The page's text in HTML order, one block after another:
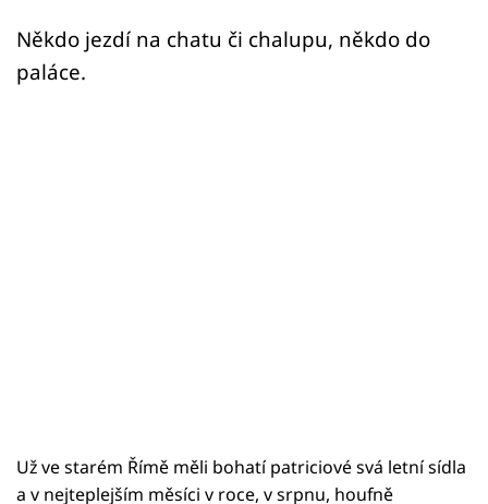
Někdo jezdí na chatu či chalupu, někdo do
paláce.
Už ve starém Římě měli bohatí patriciové svá letní sídla
a v nejteplejším měsíci v roce, v srpnu, houfně